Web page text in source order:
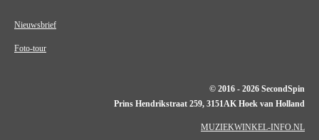
Nieuwsbrief
Foto-tour
© 2016 - 2026 SecondSpin
Prins Hendrikstraat 259, 3151AK Hoek van Holland
MUZIEKWINKEL-INFO.NL